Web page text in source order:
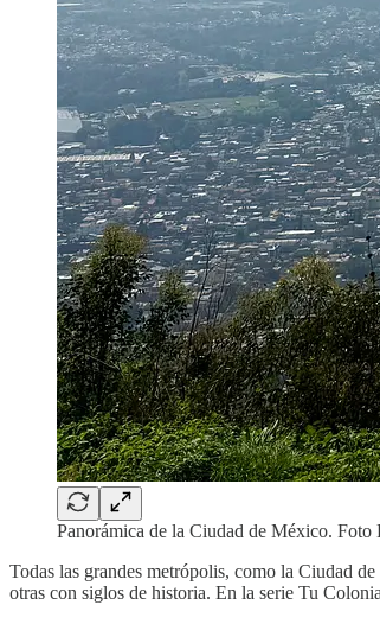
Panorámica de la Ciudad de México.
Todas las grandes metrópolis, como la Ciudad
otras con siglos de historia. En la serie Tu